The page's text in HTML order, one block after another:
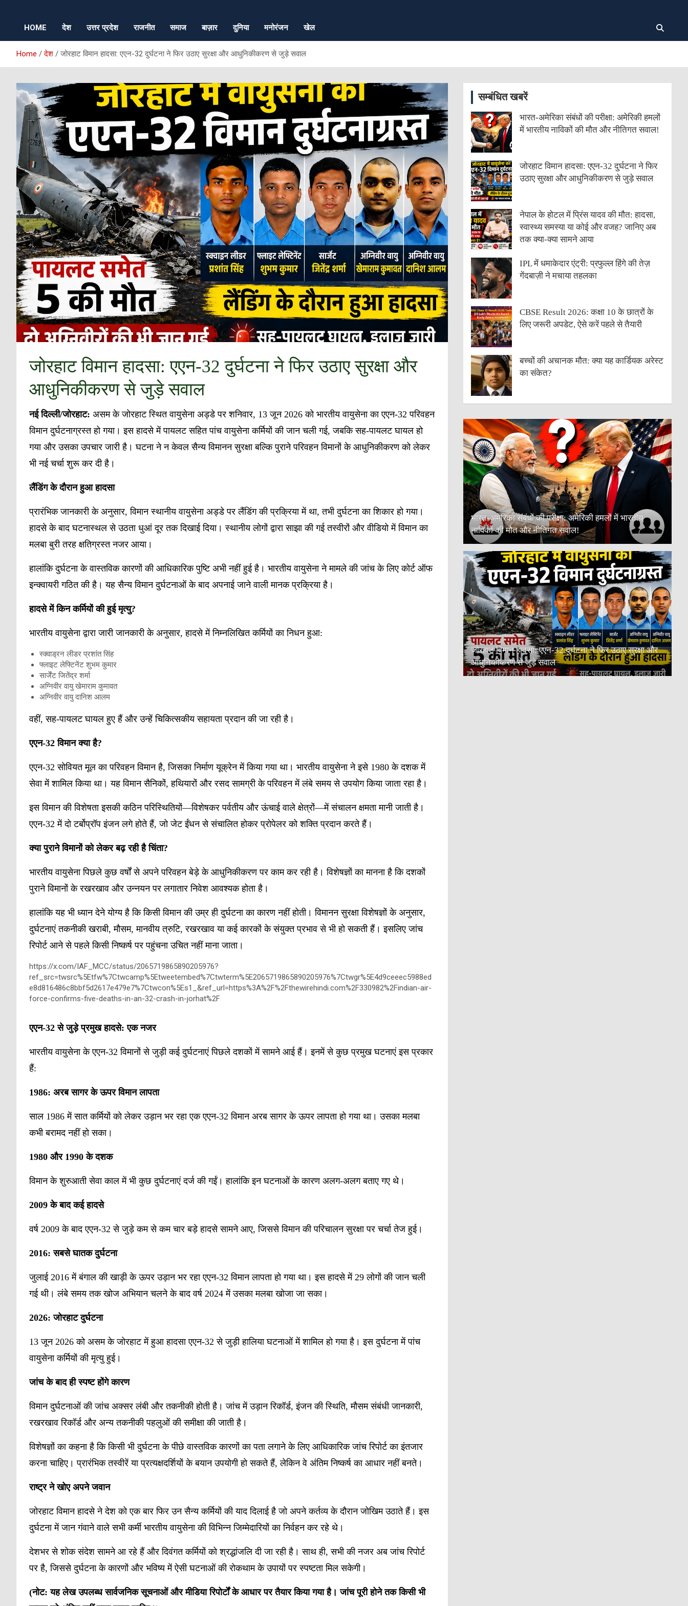
HOME देश उत्तर प्रदेश राजनीत समाज बाज़ार दुनिया मनोरंजन खेल
Home देश जोरहाट विमान हादसा: एएन-32 दुर्घटना ने फिर उठाए सुरक्षा और आधुनिकीकरण से जुड़े सवाल
जोरहाट विमान हादसा: एएन-32 दुर्घटना ने फिर उठाए सुरक्षा और
आधुनिकीकरण से जुड़े सवाल
नई दिल्ली/जोरहाट: असम के जोरहाट स्थित वायुसेना अड्डे पर शनिवार, 13 जून 2026 को भारतीय वायुसेना का एएन-32 परिवहन
विमान दुर्घटनाग्रस्त हो गया। इस हादसे में पायलट सहित पांच वायुसेना कर्मियों की जान चली गई, जबकि सह-पायलट घायल हो
गया और उसका उपचार जारी है। घटना ने न केवल सैन्य विमानन सुरक्षा बल्कि पुराने परिवहन विमानों के आधुनिकीकरण को लेकर
भी नई चर्चा शुरू कर दी है।
लैंडिंग के दौरान हुआ हादसा
प्रारंभिक जानकारी के अनुसार, विमान स्थानीय वायुसेना अड्डे पर लैंडिंग की प्रक्रिया में था, तभी दुर्घटना का शिकार हो गया।
हादसे के बाद घटनास्थल से उठता धुआं दूर तक दिखाई दिया। स्थानीय लोगों द्वारा साझा की गई तस्वीरों और वीडियो में विमान का
मलबा बुरी तरह क्षतिग्रस्त नजर आया।
हालांकि दुर्घटना के वास्तविक कारणों की आधिकारिक पुष्टि अभी नहीं हुई है। भारतीय वायुसेना ने मामले की जांच के लिए कोर्ट ऑफ
इन्क्वायरी गठित की है। यह सैन्य विमान दुर्घटनाओं के बाद अपनाई जाने वाली मानक प्रक्रिया है।
हादसे में किन कर्मियों की हुई मृत्यु?
भारतीय वायुसेना द्वारा जारी जानकारी के अनुसार, हादसे में निम्नलिखित कर्मियों का निधन हुआ:
स्क्वाड्रन लीडर प्रशांत सिंह
फ्लाइट लेफ्टिनेंट शुभम कुमार
सार्जेंट जितेंद्र शर्मा
अग्निवीर वायु खेमाराम कुमावत
अग्निवीर वायु दानिश आलम
वहीं, सह-पायलट घायल हुए हैं और उन्हें चिकित्सकीय सहायता प्रदान की जा रही है।
एएन-32विमान क्या है?
एएन-32 सोवियत मूल का परिवहन विमान है, जिसका निर्माण यूक्रेन में किया गया था। भारतीय वायुसेना ने इसे 1980 के दशक में
सेवा में शामिल किया था। यह विमान सैनिकों, हथियारों और रसद सामग्री के परिवहन में लंबे समय से उपयोग किया जाता रहा है।
इस विमान की विशेषता इसकी कठिन परिस्थितियों—विशेषकर पर्वतीय और ऊंचाई वाले क्षेत्रों—में संचालन क्षमता मानी जाती है।
एएन-32 में दो टर्बोप्रॉप इंजन लगे होते हैं, जो जेट ईंधन से संचालित होकर प्रोपेलर को शक्ति प्रदान करते हैं।
क्या पुराने विमानों को लेकर बढ़ रही है चिंता?
भारतीय वायुसेना पिछले कुछ वर्षों से अपने परिवहन बेड़े के आधुनिकीकरण पर काम कर रही है। विशेषज्ञों का मानना है कि दशकों
पुराने विमानों के रखरखाव और उन्नयन पर लगातार निवेश आवश्यक होता है।
हालांकि यह भी ध्यान देने योग्य है कि किसी विमान की उम्र ही दुर्घटना का कारण नहीं होती। विमानन सुरक्षा विशेषज्ञों के अनुसार,
दुर्घटनाएं तकनीकी खराबी, मौसम, मानवीय त्रुटि, रखरखाव या कई कारकों के संयुक्त प्रभाव से भी हो सकती हैं। इसलिए जांच
रिपोर्ट आने से पहले किसी निष्कर्ष पर पहुंचना उचित नहीं माना जाता।
https://x.com/IAF_MCC/status/2065719865890205976?
ref_src=twsrc%5Etfw%7Ctwcamp%5Etweetembed%7Ctwterm%5E2065719865890205976%7Ctwgr%5E4d9ceeec5988ed
e8d816486c8bbf5d2617e479e7%7Ctwcon%5Es1_&ref_url=https%3A%2F%2Fthewirehindi.com%2F330982%2Findian-air-
force-confirms-five-deaths-in-an-32-crash-in-jorhat%2F
एएन-32से जुड़े प्रमुख हादसे:एक नजर
भारतीय वायुसेना के एएन-32 विमानों से जुड़ी कई दुर्घटनाएं पिछले दशकों में सामने आई हैं। इनमें से कुछ प्रमुख घटनाएं इस प्रकार
हैं:
1986: अरब सागर के ऊपर विमान लापता
साल 1986 में सात कर्मियों को लेकर उड़ान भर रहा एक एएन-32 विमान अरब सागर के ऊपर लापता हो गया था। उसका मलबा
कभी बरामद नहीं हो सका।
1980 और1990के दशक
विमान के शुरुआती सेवा काल में भी कुछ दुर्घटनाएं दर्ज की गईं। हालांकि इन घटनाओं के कारण अलग-अलग बताए गए थे।
2009के बाद कई हादसे
वर्ष 2009 के बाद एएन-32 से जुड़े कम से कम चार बड़े हादसे सामने आए, जिससे विमान की परिचालन सुरक्षा पर चर्चा तेज हुई।
2016:सबसे घातक दुर्घटना
जुलाई 2016 में बंगाल की खाड़ी के ऊपर उड़ान भर रहा एएन-32 विमान लापता हो गया था। इस हादसे में 29 लोगों की जान चली
गई थी। लंबे समय तक खोज अभियान चलने के बाद वर्ष 2024 में उसका मलबा खोजा जा सका।
2026:जोरहाट दुर्घटना
13 जून 2026 को असम के जोरहाट में हुआ हादसा एएन-32 से जुड़ी हालिया घटनाओं में शामिल हो गया है। इस दुर्घटना में पांच
वायुसेना कर्मियों की मृत्यु हुई।
जांच के बाद ही स्पष्ट होंगे कारण
विमान दुर्घटनाओं की जांच अक्सर लंबी और तकनीकी होती है। जांच में उड़ान रिकॉर्ड, इंजन की स्थिति, मौसम संबंधी जानकारी,
रखरखाव रिकॉर्ड और अन्य तकनीकी पहलुओं की समीक्षा की जाती है।
विशेषज्ञों का कहना है कि किसी भी दुर्घटना के पीछे वास्तविक कारणों का पता लगाने के लिए आधिकारिक जांच रिपोर्ट का इंतजार
करना चाहिए। प्रारंभिक तस्वीरें या प्रत्यक्षदर्शियों के बयान उपयोगी हो सकते हैं, लेकिन वे अंतिम निष्कर्ष का आधार नहीं बनते।
राष्ट्र ने खोए अपने जवान
जोरहाट विमान हादसे ने देश को एक बार फिर उन सैन्य कर्मियों की याद दिलाई है जो अपने कर्तव्य के दौरान जोखिम उठाते हैं। इस
दुर्घटना में जान गंवाने वाले सभी कर्मी भारतीय वायुसेना की विभिन्न जिम्मेदारियों का निर्वहन कर रहे थे।
देशभर से शोक संदेश सामने आ रहे हैं और दिवंगत कर्मियों को श्रद्धांजलि दी जा रही है। साथ ही, सभी की नजर अब जांच रिपोर्ट
पर है, जिससे दुर्घटना के कारणों और भविष्य में ऐसी घटनाओं की रोकथाम के उपायों पर स्पष्टता मिल सकेगी।
(नोट: यह लेख उपलब्ध सार्वजनिक सूचनाओं और मीडिया रिपोर्टों के आधार पर तैयार किया गया है। जांच पूरी होने तक किसी भी
सम्बंधित खबरें
भारत-अमेरिका संबंधों की परीक्षा: अमेरिकी हमलों
में भारतीय नाविकों की मौत और नीतिगत सवाल!
जोरहाट विमान हादसा: एएन-32 दुर्घटना ने फिर
उठाए सुरक्षा और आधुनिकीकरण से जुड़े सवाल
नेपाल के होटल में प्रिंस यादव की मौत: हादसा,
स्वास्थ्य समस्या या कोई और वजह? जानिए अब
तक क्या-क्या सामने आया
IPL में धमाकेदार एंट्री: प्रफुल्ल हिंगे की तेज़
गेंदबाज़ी ने मचाया तहलका
CBSE Result 2026: कक्षा 10 के छात्रों के
लिए जरूरी अपडेट, ऐसे करें पहले से तैयारी
बच्चों की अचानक मौत: क्या यह कार्डियक अरेस्ट
का संकेत?
भारत-अमेरिका संबंधों की परीक्षा: अमेरिकी हमलों में भारतीय
नाविकों की मौत और नीतिगत सवाल!
जोरहाट विमान हादसा: एएन-32 दुर्घटना ने फिर उठाए सुरक्षा और
आधुनिकीकरण से जुड़े सवाल